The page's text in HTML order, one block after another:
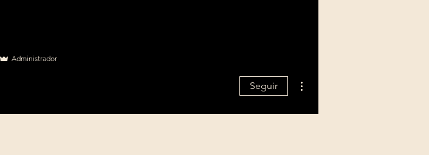
Administrador
Seguir